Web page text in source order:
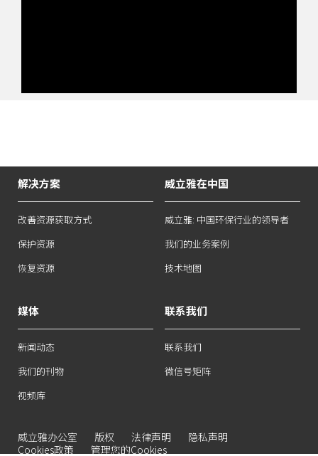
解决方案
改善资源获取方式
保护资源
恢复资源
威立雅在中国
威立雅: 中国环保行业的领导者
我们的业务案例
技术地图
媒体
新闻动态
我们的刊物
视频库
联系我们
联系我们
微信号矩阵
威立雅办公室 版权 法律声明
隐私声明
Cookies政策
管理您的Cookies